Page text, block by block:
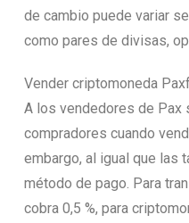
de cambio puede variar
como pares de divisas,
Vender criptomoneda
A los vendedores de Pax
compradores cuando
embargo, al igual que las
método de pago. Para
cobra 0,5 %, para